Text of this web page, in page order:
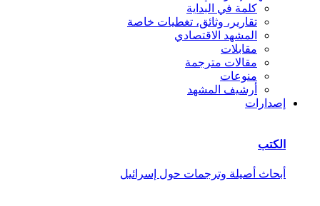
كلمة في البداية
تقارير، وثائق، تغطيات خاصة
المشهد الاقتصادي
مقابلات
مقالات مترجمة
منوعات
أرشيف المشهد
إصدارات
الكتب
أبحاث أصيلة وترجمات حول إسرائيل